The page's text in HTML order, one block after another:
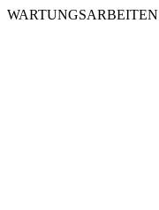
WARTUNGSARBEITEN